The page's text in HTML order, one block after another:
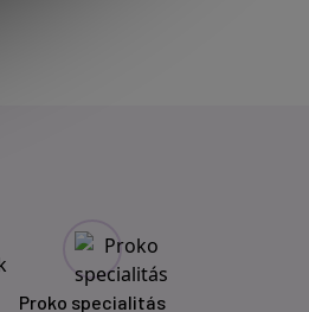
Proko specialitás